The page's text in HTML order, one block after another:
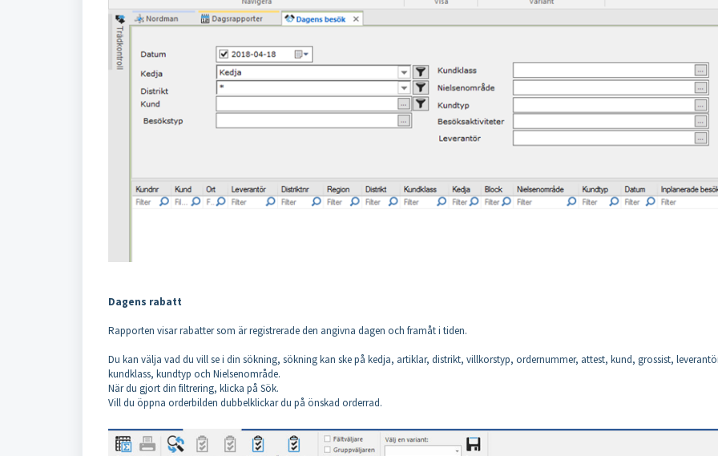
Dagens rabatt
Rapporten visar rabatter som är registrerade den angivna dagen och framåt i tiden.
Du kan välja vad du vill se i din sökning, sökning kan ske på kedja, artiklar, distrikt, villkorstyp, ordernummer, attest, kund, grossist,
kundklass, kundtyp och Nielsenområde.
När du gjort din filtrering, klicka på Sök.
Vill du öppna orderbilden dubbelklickar du på önskad orderrad.